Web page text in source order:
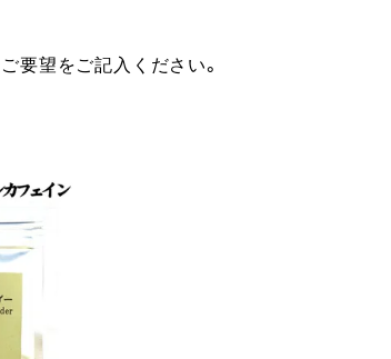
要望をご記入ください。